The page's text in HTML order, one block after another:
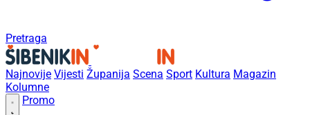
Pretraga
Najnovije Vijesti Županija Scena Sport Kultura Magazin
Kolumne
Promo